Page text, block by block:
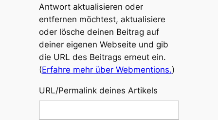
Antwort aktualisieren oder
entfernen möchtest, aktualisiere
oder lösche deinen Beitrag auf
deiner eigenen Webseite und gib
die URL des Beitrags erneut ein.
(Erfahre mehr über Webmentions.)
URL/Permalink deines Artikels